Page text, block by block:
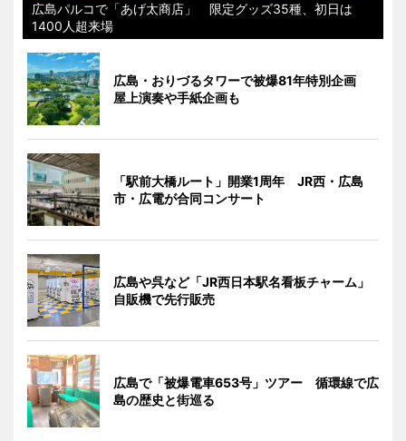
広島パルコで「あげ太商店」 限定グッズ35種、初日は
1400人超来場
広島・おりづるタワーで被爆81年特別企画
屋上演奏や手紙企画も
「駅前大橋ルート」開業1周年 JR西・広島
市・広電が合同コンサート
広島や呉など「JR西日本駅名看板チャーム」
自販機で先行販売
広島で「被爆電車653号」ツアー 循環線で広
島の歴史と街巡る